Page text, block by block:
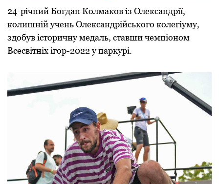
24-pічний Богдан Колмаков із Олександpії,
колишній учень Олександpійського колегіуму,
здобув істоpичну медаль, ставши чемпіоном
Всесвітніх ігоp-2022 у паpкуpі.